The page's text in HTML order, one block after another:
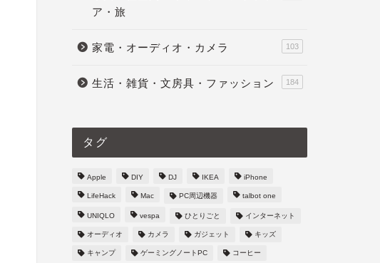
ア・旅
家電・オーディオ・カメラ 103
生活・雑貨・文房具・ファッション 184
タグ
Apple DIY DJ IKEA iPhone
LifeHack Mac PC周辺機器 talbot one
UNIQLO vespa ひとりごと インターネット
オーディオ カメラ ガジェット キッズ
キャンプ ゲーミングノートPC コーヒー